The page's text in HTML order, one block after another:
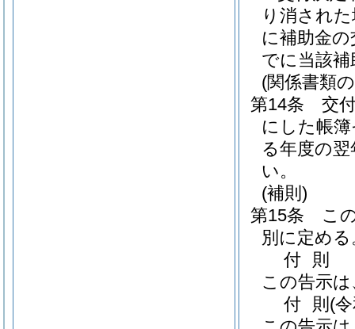
り消され
に補助金
でに当該
(関係書類
第14条
交
にした帳
る年度の
い。
(補則)
第15条
こ
別に定める
付 則
この告示
付 則 (